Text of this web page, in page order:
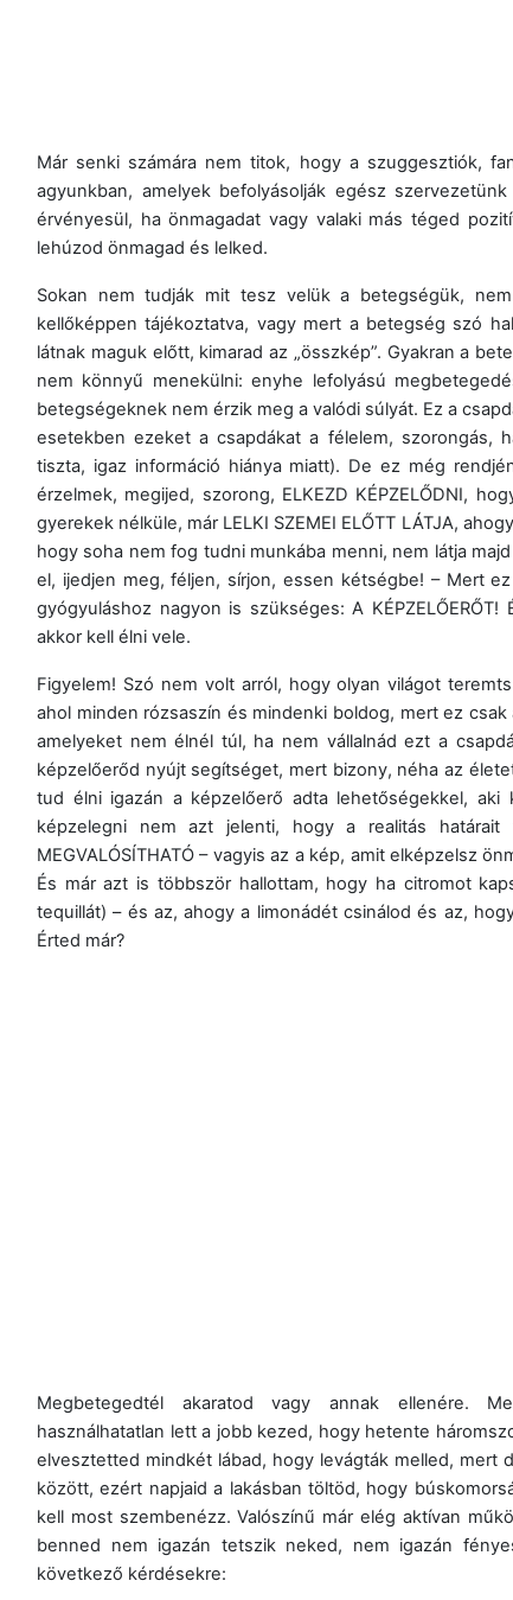
Már senki számára nem titok, hogy a szuggesztiók,
agyunkban, amelyek befolyásolják egész
érvényesül, ha önmagadat vagy valaki más téged
lehúzod önmagad és lelked.
Sokan nem tudják mit tesz velük a betegségük,
kellőképpen tájékoztatva, vagy mert a betegség szó
látnak maguk előtt, kimarad az „összkép”. Gyakran a
nem könnyű menekülni: enyhe lefolyású
betegségeknek nem érzik meg a valódi súlyát. Ez a
esetekben ezeket a csapdákat a félelem, szorongás,
tiszta, igaz információ hiánya miatt). De ez még
érzelmek, megijed, szorong, ELKEZD KÉPZELŐDNI,
gyerekek nélküle, már LELKI SZEMEI ELŐTT LÁTJA,
hogy soha nem fog tudni munkába menni, nem látja
el, ijedjen meg, féljen, sírjon, essen kétségbe! – Mert
gyógyuláshoz nagyon is szükséges: A
akkor kell élni vele.
Figyelem! Szó nem volt arról, hogy olyan világot
ahol minden rózsaszín és mindenki boldog, mert ez
amelyeket nem élnél túl, ha nem vállalnád ezt a
képzelőerőd nyújt segítséget, mert bizony, néha az
tud élni igazán a képzelőerő adta lehetőségekkel,
képzelegni nem azt jelenti, hogy a realitás határait
MEGVALÓSÍTHATÓ – vagyis az a kép, amit elképzelsz
És már azt is többször hallottam, hogy ha citromot
tequillát) – és az, ahogy a limonádét csinálod és az,
Érted már?
Megbetegedtél akaratod vagy annak ellenére.
használhatatlan lett a jobb kezed, hogy hetente
elvesztetted mindkét lábad, hogy levágták melled, mert
között, ezért napjaid a lakásban töltöd, hogy
kell most szembenézz. Valószínű már elég aktívan
benned nem igazán tetszik neked, nem igazán
következő kérdésekre: